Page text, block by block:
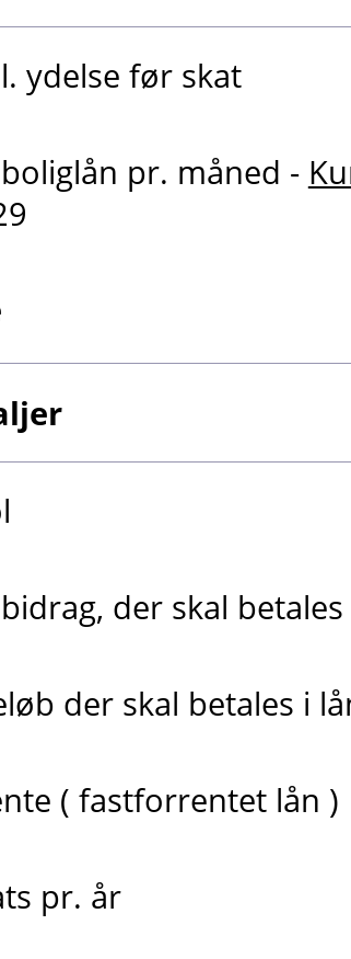
ydelse før skat
pr. måned -
der skal
der skal betales i
( fastforrentet lån )
pr. år